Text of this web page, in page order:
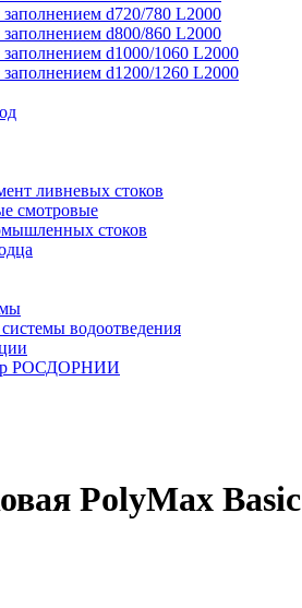
d720/780 L2000
d800/860 L2000
d1000/1060 L2000
d1200/1260 L2000
ливневых стоков
смотровые
стоков
водоотведения
РОСДОРНИИ
PolyMax